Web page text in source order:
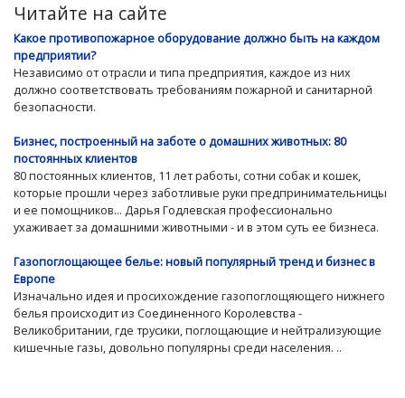
Читайте на сайте
Какое противопожарное оборудование должно быть на каждом
предприятии?
Независимо от отрасли и типа предприятия, каждое из них
должно соответствовать требованиям пожарной и санитарной
безопасности.
Бизнес, построенный на заботе о домашних животных: 80
постоянных клиентов
80 постоянных клиентов, 11 лет работы, сотни собак и кошек,
которые прошли через заботливые руки предпринимательницы
и ее помощников... Дарья Годлевская профессионально
ухаживает за домашними животными - и в этом суть ее бизнеса.
Газопоглощающее белье: новый популярный тренд и бизнес в
Европе
Изначально идея и просихождение газопоглощяющего нижнего
белья происходит из Соединенного Королевства -
Великобритании, где трусики, поглощающие и нейтрализующие
кишечные газы, довольно популярны среди населения. ..